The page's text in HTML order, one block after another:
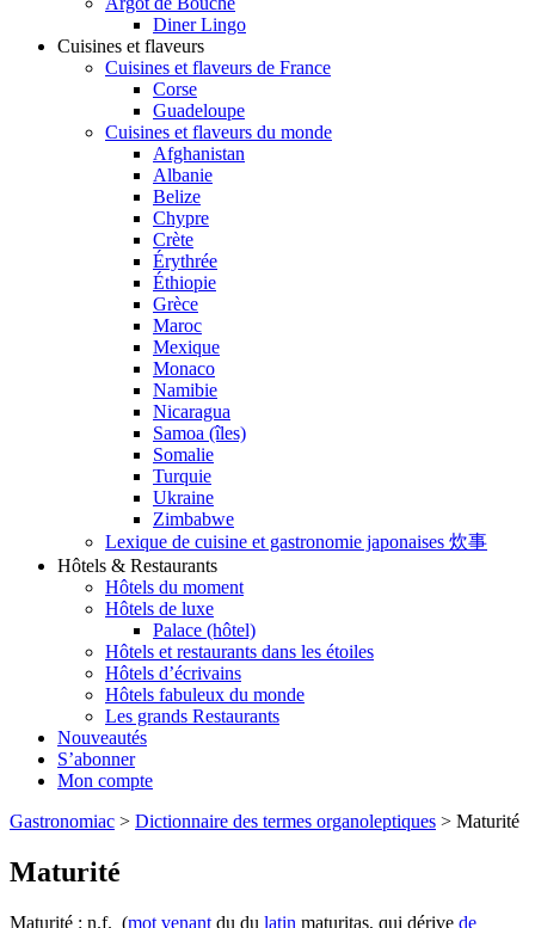
Diner Lingo
Cuisines et flaveurs
Cuisines et flaveurs de France
Corse
Guadeloupe
Cuisines et flaveurs du monde
Afghanistan
Albanie
Belize
Chypre
Crète
Érythrée
Éthiopie
Grèce
Maroc
Mexique
Monaco
Namibie
Nicaragua
Samoa (îles)
Somalie
Turquie
Ukraine
Zimbabwe
Lexique de cuisine et gastronomie japonaises 炊事
Hôtels & Restaurants
Hôtels du moment
Hôtels de luxe
Palace (hôtel)
Hôtels et restaurants dans les étoiles
Hôtels d’écrivains
Hôtels fabuleux du monde
Les grands Restaurants
Nouveautés
S’abonner
Mon compte
Gastronomiac > Dictionnaire des termes organoleptiques > Maturité
Maturité
Maturité : n.f. (mot venant du du latin maturitas, qui dérive de